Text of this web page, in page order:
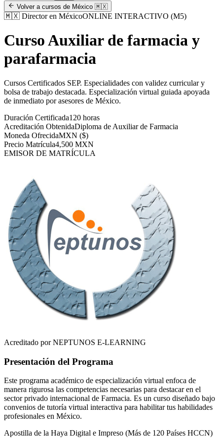
Volver a cursos de México 🇲🇽
🇲🇽 Director en MéxicoONLINE INTERACTIVO (M5)
Curso Auxiliar de farmacia y
parafarmacia
Cursos Certificados SEP. Especialidades con validez curricular y
bolsa de trabajo destacada. Especialización virtual guiada apoyada
de inmediato por asesores de México.
Duración Certificada120 horas
Acreditación ObtenidaDiploma de Auxiliar de Farmacia
Moneda OfrecidaMXN ($)
Precio Matrícula4,500 MXN
EMISOR DE MATRÍCULA
Acreditado por NEPTUNOS E-LEARNING
Presentación del Programa
Este programa académico de especialización virtual enfoca de
manera rigurosa las competencias necesarias para destacar en el
sector privado internacional de Farmacia. Es un curso diseñado bajo
convenios de tutoría virtual interactiva para habilitar tus habilidades
profesionales en México.
Apostilla de la Haya Digital e Impreso (Más de 120 Países HCCN)